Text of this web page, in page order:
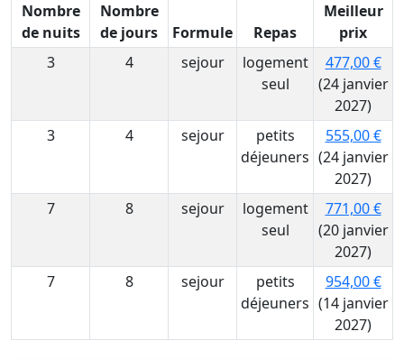
Nombre
de nuits
Nombre
de jours
Formule Repas
Meilleur
prix
3
4 sejour
logement
seul
477,00 €
(24 janvier
2027)
3
4 sejour
petits
déjeuners
555,00 €
(24 janvier
2027)
7
8 sejour
logement
seul
771,00 €
(20 janvier
2027)
7
8 sejour
petits
déjeuners
954,00 €
(14 janvier
2027)